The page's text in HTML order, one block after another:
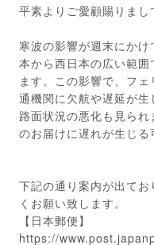
平素よりご愛顧賜りまし
寒波の影響が週末にか
本から西日本の広い範
ます。この影響で、フ
通機関に欠航や遅延が
路面状況の悪化も見ら
のお届けに遅れが生じる
下記の通り案内が出て
くお願い致します。
【日本郵便】
https://